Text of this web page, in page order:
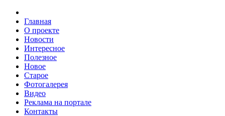
Главная
О проекте
Новости
Интересное
Полезное
Новое
Старое
Фотогалерея
Видео
Реклама на портале
Контакты